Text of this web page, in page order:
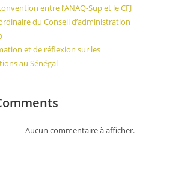
entre l’ANAQ-Sup et le CFJ
du Conseil d’administration
et de réflexion sur les
au Sénégal
Aucun commentaire à afficher.